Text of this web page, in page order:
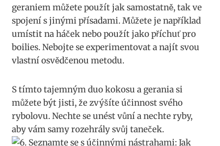
geraniem můžete použít ⁤jak samostatně, tak ve
spojení s jinými přísadami. Můžete ⁢je například
umístit na háček nebo použít jako příchuť pro
boilies. Nebojte se experimentovat a najít svou
vlastní osvědčenou metodu.
S ⁣tímto ​tajemným ⁣duo kokosu⁣ a ‍gerania si
můžete být jisti, že⁢ zvýšíte účinnost svého
‍rybolovu. Nechte ⁤se unést vůní a nechte ⁤ryby,
aby vám samy rozehrály svůj taneček.